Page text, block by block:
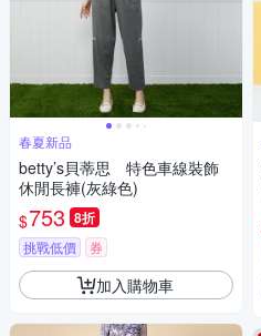
春夏新品
betty’s貝蒂思 特色車線裝飾
休閒長褲(灰綠色)
$753 8折
挑戰低價 券
加入購物車